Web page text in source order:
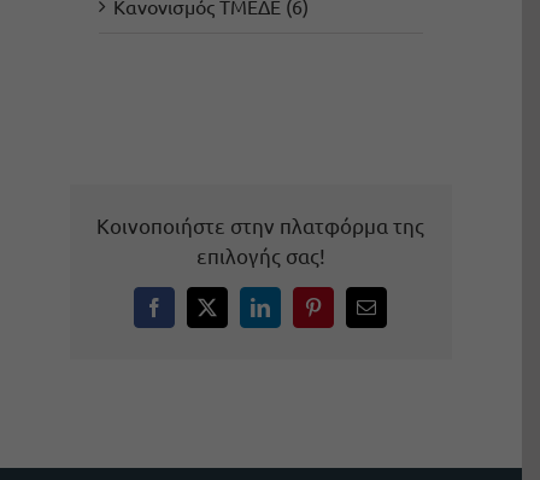
Κανονισμός ΤΜΕΔΕ (6)
Κοινοποιήστε στην πλατφόρμα της
επιλογής σας!
Facebook
X LinkedInPinterestEmail